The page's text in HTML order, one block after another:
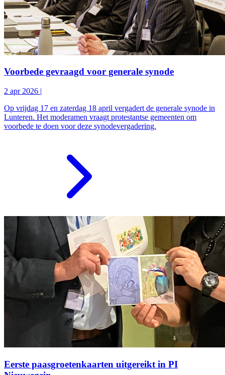
Voorbede gevraagd voor generale synode
2 apr 2026 |
Op vrijdag 17 en zaterdag 18 april vergadert de generale synode in
Lunteren. Het moderamen vraagt protestantse gemeenten om
voorbede te doen voor deze synodevergadering.
Eerste paasgroetenkaarten uitgereikt in PI